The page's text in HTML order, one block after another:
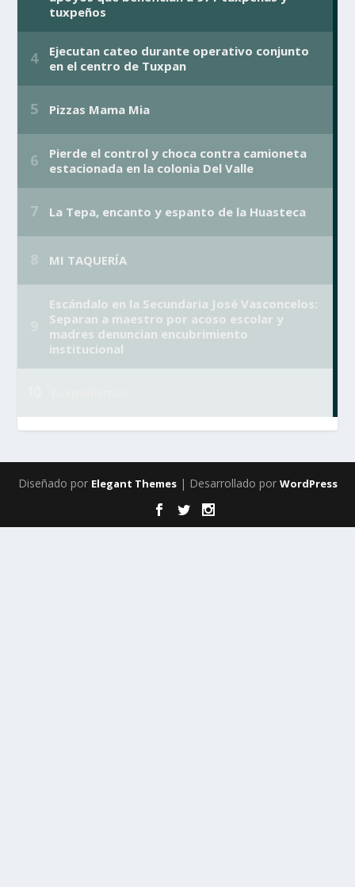
Diseñado por Elegant Themes| Desarrollado por WordPress